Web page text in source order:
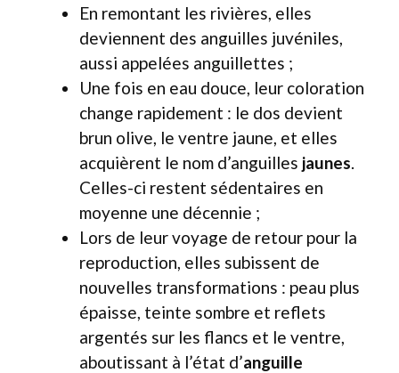
En remontant les rivières, elles
deviennent des anguilles juvéniles,
aussi appelées anguillettes ;
Une fois en eau douce, leur coloration
change rapidement : le dos devient
brun olive, le ventre jaune, et elles
acquièrent le nom d’anguilles jaunes.
Celles-ci restent sédentaires en
moyenne une décennie ;
Lors de leur voyage de retour pour la
reproduction, elles subissent de
nouvelles transformations : peau plus
épaisse, teinte sombre et reflets
argentés sur les flancs et le ventre,
aboutissant à l’état d’anguille